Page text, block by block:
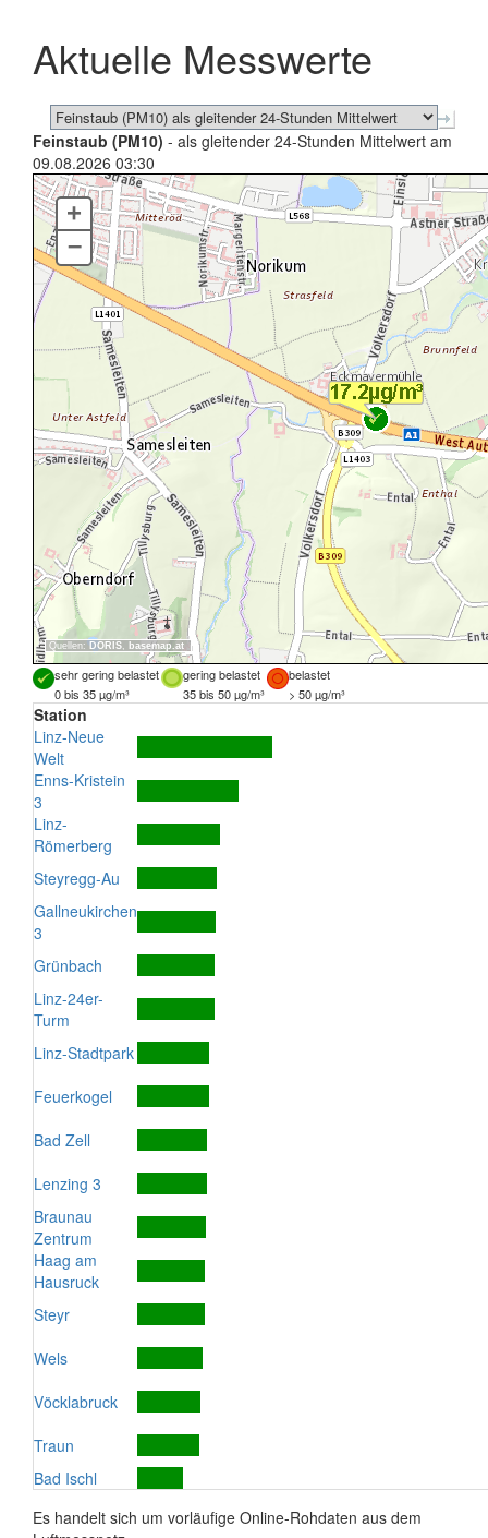
schließen
Aktuelle Messwerte
Feinstaub (PM10) - als gleitender 24-Stunden Mittelwert am
09.08.2026 03:30
Quellen: DORIS, basemap.at
+
–
sehr gering belastet gering belastet
belastet
0 bis 35 µg/m³
35 bis 50 µg/m³ > 50 µg/m³
Station
Linz-Neue
Welt
Enns-Kristein
3
Linz-
Römerberg
Steyregg-Au
Gallneukirchen
3
Grünbach
Linz-24er-
Turm
Linz-Stadtpark
Feuerkogel
Bad Zell
Lenzing 3
Braunau
Zentrum
Haag am
Hausruck
Steyr
Wels
Vöcklabruck
Traun
Bad Ischl
Es handelt sich um vorläufige Online-Rohdaten aus dem